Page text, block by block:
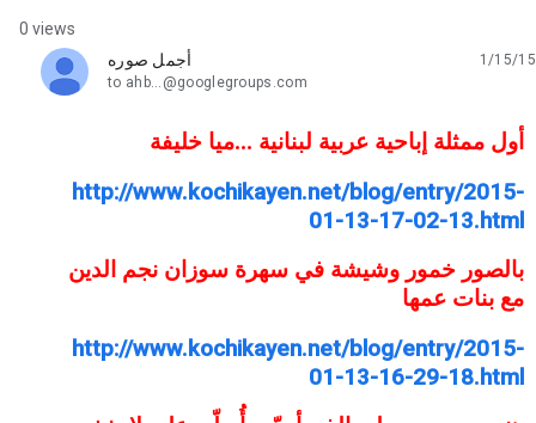
0 views
أجمل صوره
unread,
1/15/15
to ahb...@googlegroups.com
أول ممثلة إباحية عربية لبنانية ...ميا خليفة
http://www.kochikayen.net/blog/entry/2015-
01-13-17-02-13.html
بالصور خمور وشيشة في سهرة سوزان نجم الدين
مع بنات عمها
http://www.kochikayen.net/blog/entry/2015-
01-13-16-29-18.html